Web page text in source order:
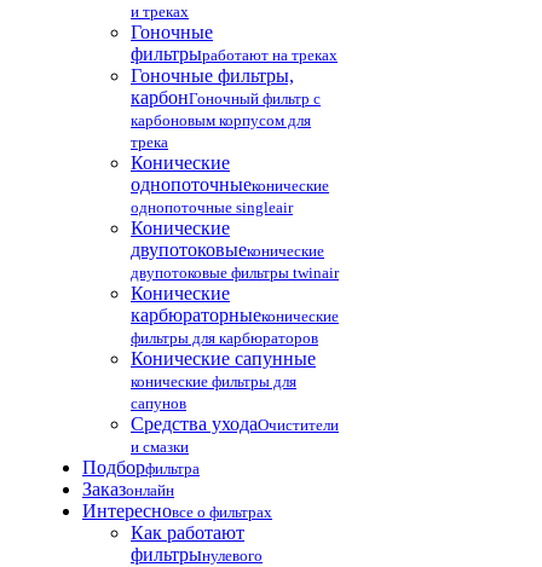
и треках
Гоночные
фильтрыработают на треках
Гоночные фильтры,
карбонГоночный фильтр с
карбоновым корпусом для
трека
Конические
однопоточныеконические
однопоточные singleair
Конические
двупотоковыеконические
двупотоковые фильтры twinair
Конические
карбюраторныеконические
фильтры для карбюраторов
Конические сапунные
конические фильтры для
сапунов
Средства уходаОчистители
и смазки
Подборфильтра
Заказонлайн
Интересновсе о фильтрах
Как работают
фильтрынулевого